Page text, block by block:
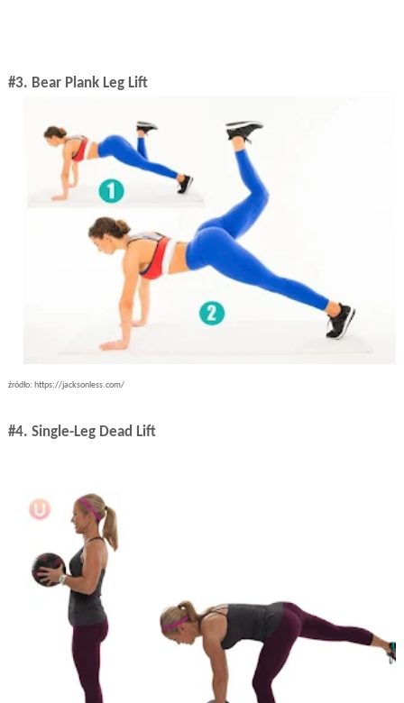
#3. Bear Plank Leg Lift
źródło: https://jacksonless.com/
#4. Single-Leg Dead Lift